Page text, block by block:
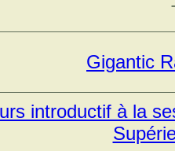
Gigantic
introductif à la